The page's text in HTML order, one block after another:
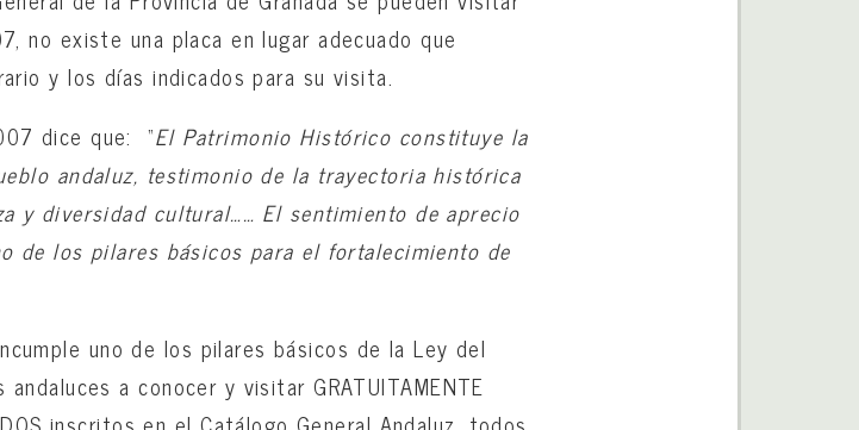
no existe una placa en lugar adecuado que
y los días indicados para su visita.
dice que: “El Patrimonio Histórico constituye la
andaluz, testimonio de la trayectoria histórica
y diversidad cultural…… El sentimiento de aprecio
de los pilares básicos para el fortalecimiento de
uno de los pilares básicos de la Ley del
a conocer y visitar GRATUITAMENTE